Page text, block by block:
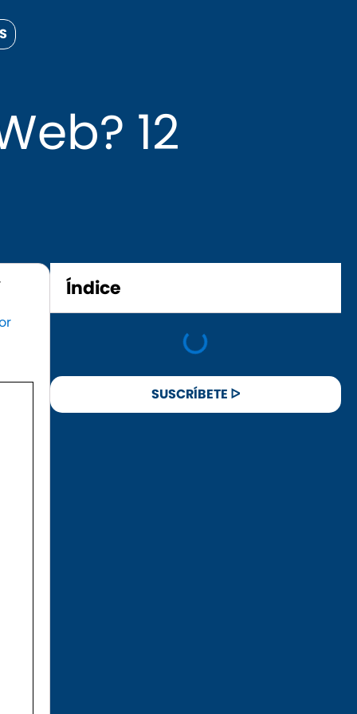
12
Índice
SUSCRÍBETE ᐅ